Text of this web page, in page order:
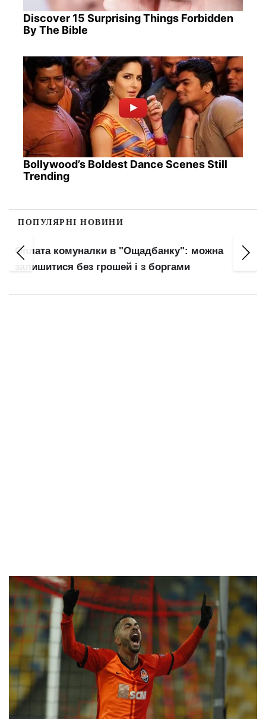
Discover 15 Surprising Things Forbidden
By The Bible
Bollywood’s Boldest Dance Scenes Still
Trending
ПОПУЛЯРНІ НОВИНИ
Оплата комуналки в "Ощадбанку": можна
залишитися без грошей і з боргами